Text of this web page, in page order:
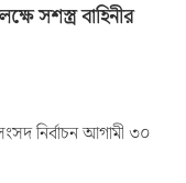
সশস্ত্র বাহিনীর
নির্বাচন আগামী ৩০